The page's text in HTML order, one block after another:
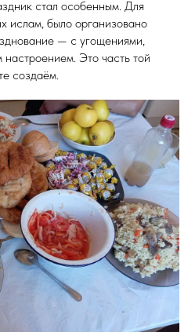
стал особенным. Для
ислам, было организовано
— с угощениями,
Это часть той
создаём.